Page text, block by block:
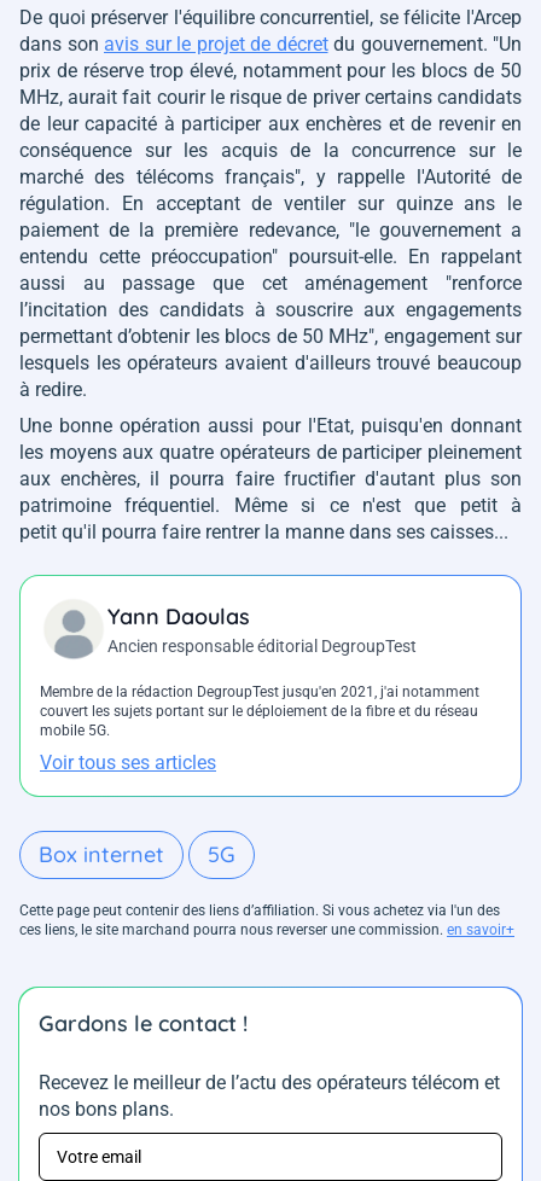
De quoi préserver l'équilibre concurrentiel, se félicite l'Arcep
dans son avis sur le projet de décretdu gouvernement. "Un
prix de réserve trop élevé, notamment pour les blocs de 50
MHz, aurait fait courir le risque de priver certains candidats
de leur capacité à participer aux enchères et de revenir en
conséquence sur les acquis de la concurrence sur le
marché des télécoms français", y rappelle l'Autorité de
régulation. En acceptant de ventiler sur quinze ans le
paiement de la première redevance, "le gouvernement a
entendu cette préoccupation" poursuit-elle. En rappelant
aussi au passage que cet aménagement "renforce
l’incitation des candidats à souscrire aux engagements
permettant d’obtenir les blocs de 50 MHz", engagement sur
lesquels les opérateurs avaient d'ailleurs trouvé beaucoup
à redire.
Une bonne opération aussi pour l'Etat, puisqu'en donnant
les moyens aux quatre opérateurs de participer pleinement
aux enchères, il pourra faire fructifier d'autant plus son
patrimoine fréquentiel. Même si ce n'est que petit à
petit qu'il pourra faire rentrer la manne dans ses caisses...
Yann Daoulas
Ancien responsable éditorial DegroupTest
Membre de la rédaction DegroupTest jusqu'en 2021, j'ai notamment
couvert les sujets portant sur le déploiement de la fibre et du réseau
mobile 5G.
Voir tous ses articles
Box internet 5G
Cette page peut contenir des liens d’affiliation. Si vous achetez via l'un des
ces liens, le site marchand pourra nous reverser une commission. en savoir+
Gardons le contact !
Recevez le meilleur de l’actu des opérateurs télécom et
nos bons plans.